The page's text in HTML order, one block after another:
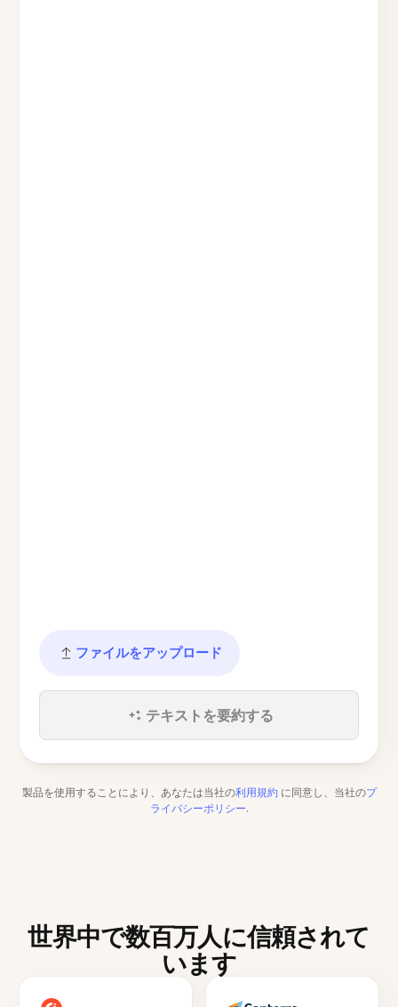
ファイルをアップロード
テキストを要約する
製品を使用することにより、あなたは当社の利用規約 に同意し、当社のプ
ライバシーポリシー.
世界中で数百万人に信頼されて
います